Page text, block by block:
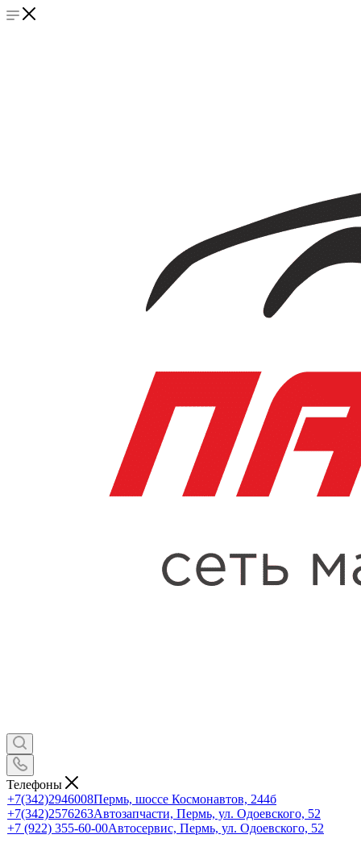
Телефоны
+7(342)2946008Пермь, шоссе Космонавтов, 244б
+7(342)2576263Автозапчасти, Пермь, ул. Одоевского, 52
+7 (922) 355-60-00Автосервис, Пермь, ул. Одоевского, 52